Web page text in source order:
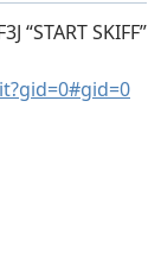
“START SKIFF”